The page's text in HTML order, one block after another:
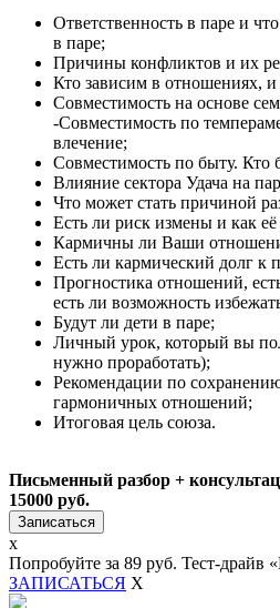
Ответственность в паре и
в паре;
Причины конфликтов и их
Кто зависим в отношениях,
Совместимость на основе
-Совместимость по
влечение;
Совместимость по быту. Кто
Влияние сектора Удача на
Что может стать причиной
Есть ли риск измены и как её
Кармичны ли Ваши
Есть ли кармический долг к
Прогностика отношений,
есть ли возможность
Будут ли дети в паре;
Личный урок, который вы
нужно проработать);
Рекомендации по
гармоничных отношений;
Итоговая цель союза.
Письменный разбор +
15000 руб.
Записаться
x
Попробуйте за 89 руб. Тест-драйв
ЗАПИСАТЬСЯ X